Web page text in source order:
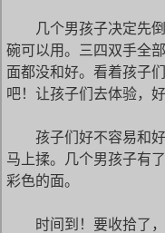
几个男孩子决定先倒
碗可以用。三四双手全
面都没和好。看着孩子
吧！让孩子们去体验，好
孩子们好不容易和好
马上揉。几个男孩子有
彩色的面。
时间到！要收拾了，